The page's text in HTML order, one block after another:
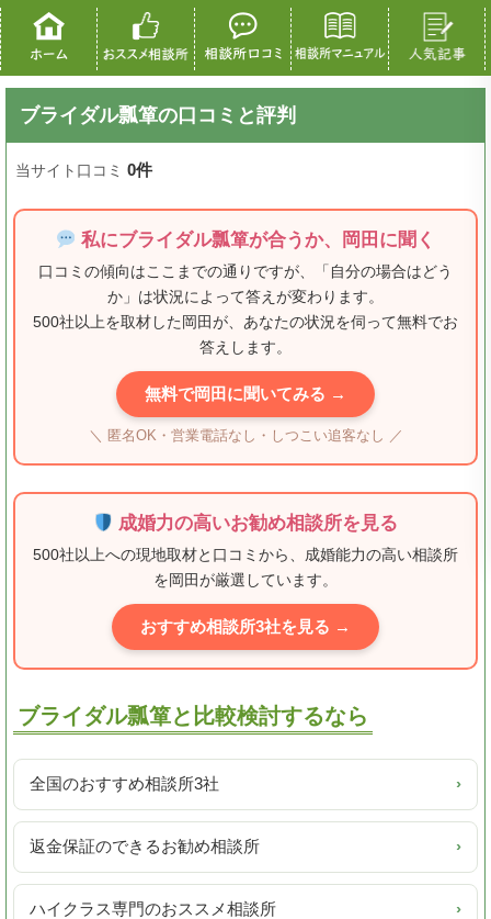
ブライダル瓢箪の口コミと評判
当サイト口コミ 0件
私にブライダル瓢箪が合うか、岡田に聞く
口コミの傾向はここまでの通りですが、「自分の場合はどう
か」は状況によって答えが変わります。
500社以上を取材した岡田が、あなたの状況を伺って無料でお
答えします。
無料で岡田に聞いてみる →
＼ 匿名OK・営業電話なし・しつこい追客なし ／
成婚力の高いお勧め相談所を見る
500社以上への現地取材と口コミから、成婚能力の高い相談所
を岡田が厳選しています。
おすすめ相談所3社を見る →
ブライダル瓢箪と比較検討するなら
全国のおすすめ相談所3社 ›
返金保証のできるお勧め相談所 ›
ハイクラス専門のおススメ相談所 ›